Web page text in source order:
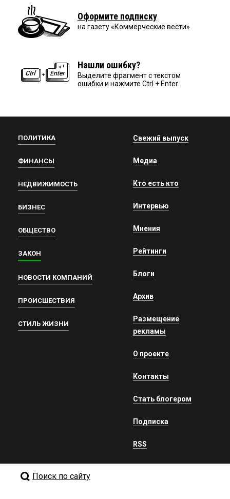
Оформите подписку
на газету «Коммерческие вести»
Нашли ошибку?
Выделите фрагмент с текстом
ошибки и нажмите Ctrl + Enter.
ПОЛИТИКА
ФИНАНСЫ
НЕДВИЖИМОСТЬ
БИЗНЕС
ОБЩЕСТВО
ЗАКОН
НОВОСТИ КОМПАНИЙ
ПРОИСШЕСТВИЯ
СТИЛЬ ЖИЗНИ
Свежий выпуск
Медиа
Кто есть кто
Интервью
Мнения
Рейтинги
Блоги
Архив
Размещение
рекламы
О проекте
Контакты
Стать блогером
Подписка
RSS
Поиск по сайту